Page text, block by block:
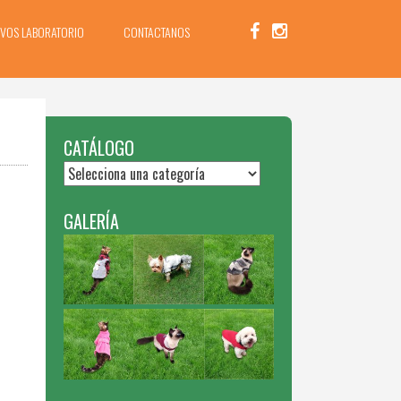
LABORATORIO CONTACTANOS
CATÁLOGO
GALERÍA